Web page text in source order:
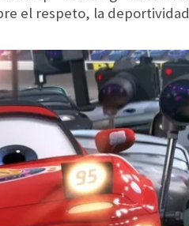
el respeto, la deportividad